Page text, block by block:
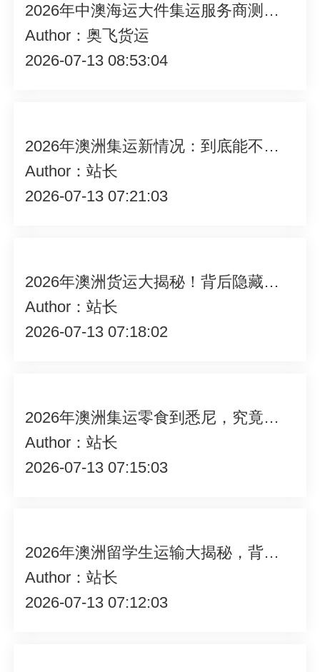
2026年中澳海运大件集运服务商测评:核心服务能力与用户适配场景深度解析
Author：奥飞货运
2026-07-13 08:53:04
2026年澳洲集运新情况：到底能不能寄送化妆品？真相来了！
Author：站长
2026-07-13 07:21:03
2026年澳洲货运大揭秘！背后隐藏哪些鲜为人知的行业趋势？
Author：站长
2026-07-13 07:18:02
2026年澳洲集运零食到悉尼，究竟能不能顺利过检？
Author：站长
2026-07-13 07:15:03
2026年澳洲留学生运输大揭秘，背后究竟藏着哪些鲜为人知的事儿？
Author：站长
2026-07-13 07:12:03